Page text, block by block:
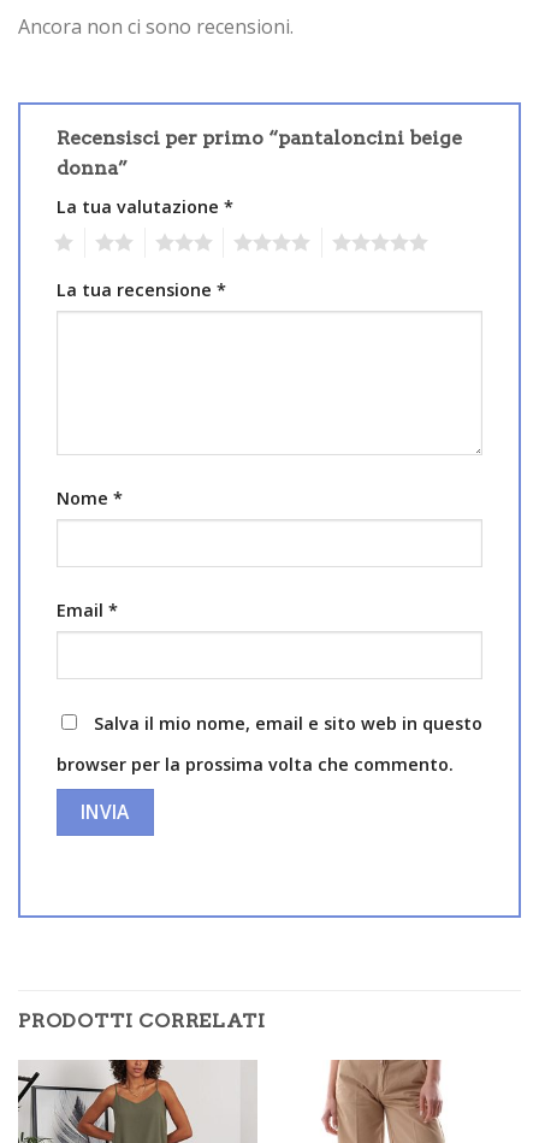
Ancora non ci sono recensioni.
Recensisci per primo “pantaloncini beige
donna”
La tua valutazione *
La tua recensione *
Nome *
Email *
Salva il mio nome, email e sito web in questo
browser per la prossima volta che commento.
PRODOTTI CORRELATI